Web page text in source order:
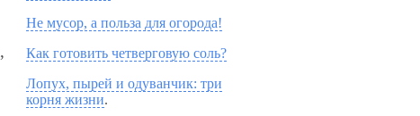
Не мусор, а польза для огорода!
Как готовить четверговую соль?
Лопух, пырей и одуванчик: три
корня жизни.